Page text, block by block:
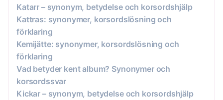
Katarr – synonym, betydelse och korsordshjälp
Kattras: synonymer, korsordslösning och
förklaring
Kemijätte: synonymer, korsordslösning och
förklaring
Vad betyder kent album? Synonymer och
korsordssvar
Kickar – synonym, betydelse och korsordshjälp